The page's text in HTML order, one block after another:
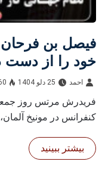
فیصل بن
خود را از دست
احمد 25 دلو 1404
کنفرانس در مونیخ
بیشتر ببینید